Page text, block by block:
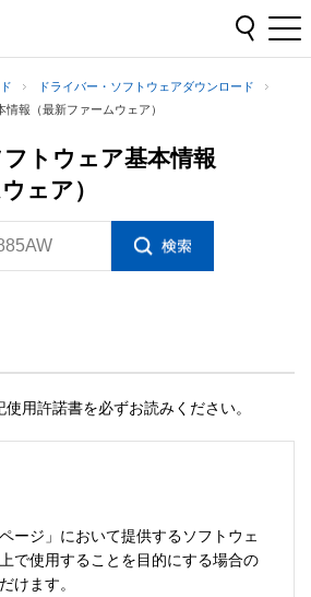
ドライバー・ソフトウェアダウンロード
報（最新ファームウェア）
フトウェア基本情報
ェア）
用許諾書を必ずお読みください。
ージ」において提供するソフトウェ
で使用することを目的にする場合の
けます。